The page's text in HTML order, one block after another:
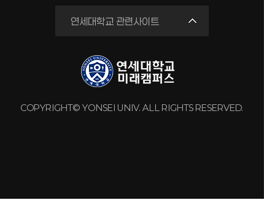
COPYRIGHT© YONSEI UNIV. ALL RIGHTS RESERVED.
연세대학교 관련사이트
미래평생교육원
연구실 안전관리시스템
세브란스병원
강남세브란스병원